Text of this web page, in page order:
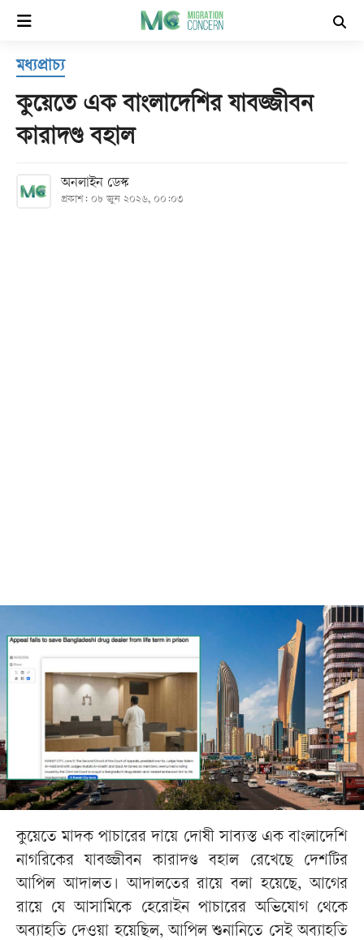
হোম
সর্বশেষ
বিভাগ
মধ্যপ্রাচ্য
কুয়েতে এক বাংলাদেশির যাবজ্জীবন
কারাদণ্ড বহাল
অনলাইন ডেস্ক
প্রকাশ: ০৮ জুন ২০২৬, ০০:০৩
কুয়েতে মাদক পাচারের দায়ে দোষী সাব্যস্ত এক বাংলাদেশি
নাগরিকের যাবজ্জীবন কারাদণ্ড বহাল রেখেছে দেশটির
আপিল আদালত। আদালতের রায়ে বলা হয়েছে, আগের
রায়ে যে আসামিকে হেরোইন পাচারের অভিযোগ থেকে
অব্যাহতি দেওয়া হয়েছিল, আপিল শুনানিতে সেই অব্যাহতি